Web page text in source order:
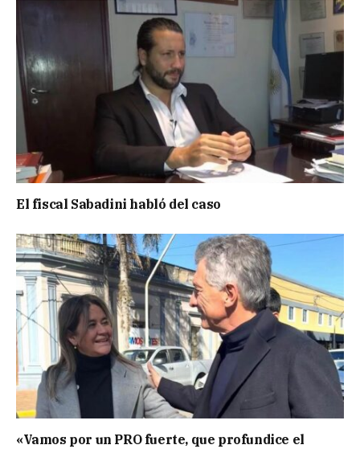
El fiscal Sabadini habló del caso
«Vamos por un PRO fuerte, que profundice el